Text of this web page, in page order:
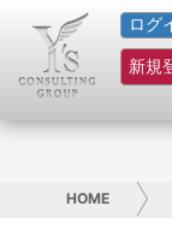
ログ
新規
HOME
サービス紹介
グループ概要
HOME